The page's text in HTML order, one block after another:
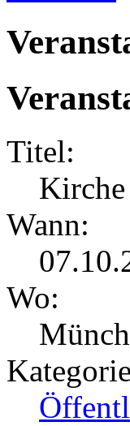
Titel:
Wann:
Wo: